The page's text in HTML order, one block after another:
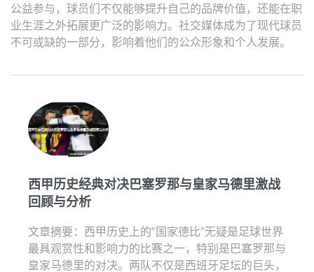
公益参与，球员们不仅能够提升自己的品牌价值，还能在职
业生涯之外拓展更广泛的影响力。社交媒体成为了现代球员
不可或缺的一部分，影响着他们的公众形象和个人发展。
西甲历史经典对决巴塞罗那与皇家马德里激战
回顾与分析
文章摘要：西甲历史上的“国家德比”无疑是足球世界
最具观赏性和影响力的比赛之一，特别是巴塞罗那与
皇家马德里的对决。两队不仅是西班牙足坛的巨头，